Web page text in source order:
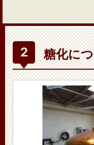
糖化に